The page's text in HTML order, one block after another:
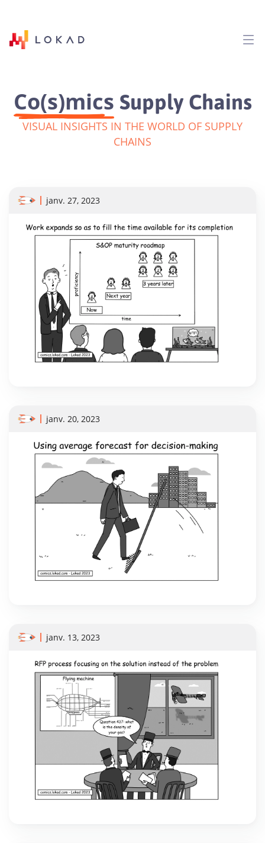
Co(s)mics Supply Chains
VISUAL INSIGHTS IN THE WORLD OF SUPPLY
CHAINS
janv. 27, 2023
janv. 20, 2023
janv. 13, 2023